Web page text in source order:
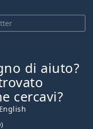
di aiuto?
cercavi?